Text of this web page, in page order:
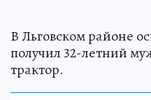
В Льговском районе
получил 32-летний
трактор.